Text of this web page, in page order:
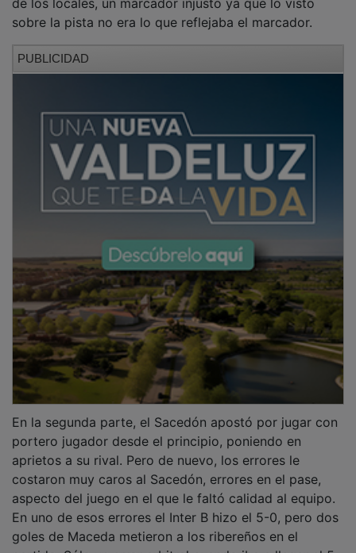
sobre la pista no era lo que reflejaba el marcador.
portero jugador desde el principio, poniendo en
aprietos a su rival. Pero de nuevo, los errores le
costaron muy caros al Sacedón, errores en el pase,
aspecto del juego en el que le faltó calidad al equipo.
En uno de esos errores el Inter B hizo el 5-0, pero dos
goles de Maceda metieron a los ribereños en el
partido. Sólo un error arbitral cuando iba a llegar el 5-